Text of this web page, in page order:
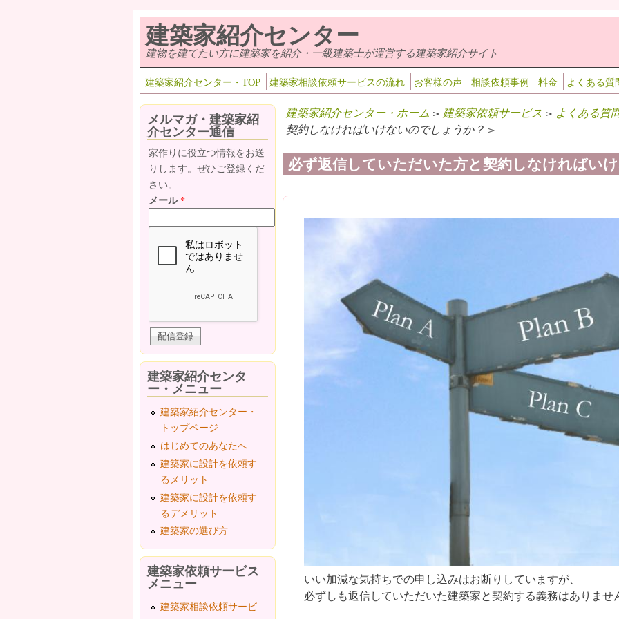
建築家紹介センター
建物を建てたい方に建築家を紹介・一級建築士が運営する建築家紹介サイト
建築家紹介センター・TOP 建築家相談依頼サービスの流れ お客様の声 相談依頼事例 料金 よくある質
建築家紹介センター・ホーム > 建築家依頼サービス > よくある質
契約しなければいけないのでしょうか？ >
必ず返信していただいた方と契約しなければい
いい加減な気持ちでの申し込みはお断りしていますが、
必ずしも返信していただいた建築家と契約する義務はありませ
メルマガ・建築家紹
介センター通信
家作りに役立つ情報をお送
りします。ぜひご登録くだ
さい。
メール*
建築家紹介センタ
ー・メニュー
建築家紹介センター・
トップページ
はじめてのあなたへ
建築家に設計を依頼す
るメリット
建築家に設計を依頼す
るデメリット
建築家の選び方
建築家依頼サービス
メニュー
建築家相談依頼サービ